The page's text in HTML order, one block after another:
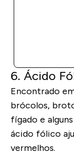
6. Ácido
Encontrado
brócolos,
fígado e
ácido fólico
vermelhos.